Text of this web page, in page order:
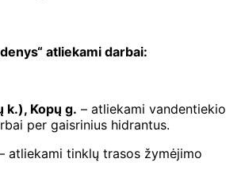
atliekami darbai:
k.), Kopų g. – atliekami vandentiekio
per gaisrinius hidrantus.
atliekami tinklų trasos žymėjimo